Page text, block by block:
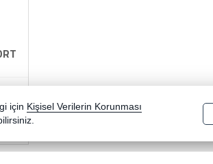
için Kişisel Verilerin Korunması